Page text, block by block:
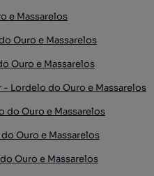
e Massarelos
Ouro e Massarelos
Ouro e Massarelos
Lordelo do Ouro e Massarelos
do Ouro e Massarelos
Ouro e Massarelos
Ouro e Massarelos